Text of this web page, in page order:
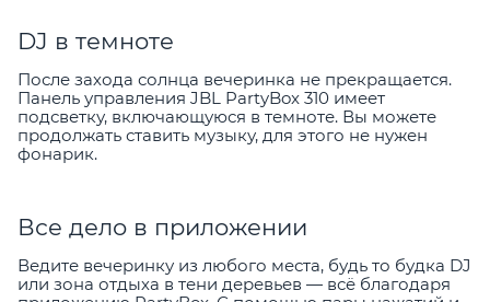
DJ в темноте
После захода солнца вечеринка не прекращается.
Панель управления JBL PartyBox 310 имеет
подсветку, включающуюся в темноте. Вы можете
продолжать ставить музыку, для этого не нужен
фонарик.
Все дело в приложении
Ведите вечеринку из любого места, будь то будка DJ
или зона отдыха в тени деревьев — всё благодаря